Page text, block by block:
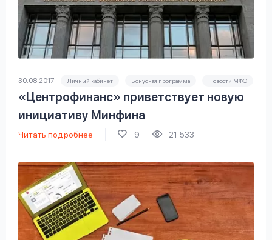
30.08.2017 Личный кабинет Бонусная программа Новости МФО
«Центрофинанс» приветствует новую
инициативу Минфина
Читать подробнее 9 21 533